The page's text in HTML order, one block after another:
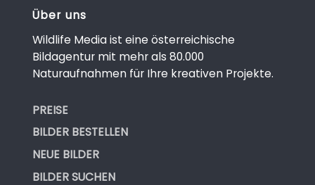
Über uns
Wildlife Media ist eine österreichische
Bildagentur mit mehr als 80.000
Naturaufnahmen für Ihre kreativen Projekte.
PREISE
BILDER BESTELLEN
NEUE BILDER
BILDER SUCHEN